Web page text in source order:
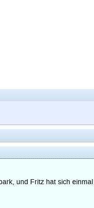
und Fritz hat sich